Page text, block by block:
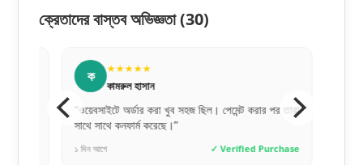
ক্রেতাদের বাস্তব অভিজ্ঞতা(30)
★★★★★
কামরুল হাসান
“ওয়েবসাইটে অর্ডার করা খুব সহজ ছিল। পেমেন্ট করার পর তারা
সাথে সাথে কনফার্ম করেছে।”
১ দিন আগে ✓ Verified Purchase